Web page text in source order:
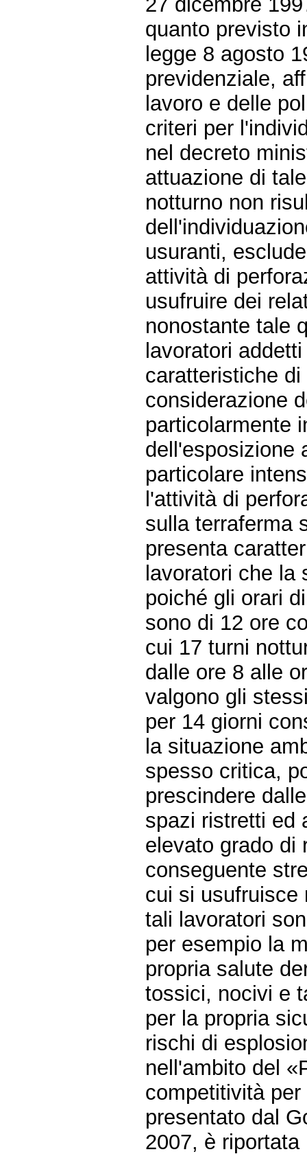
quanto previsto
legge 8 agosto
previdenziale,
lavoro e delle
criteri per
nel decreto
attuazione di
notturno non
usuranti,
attività di
usufruire dei
nonostante tale
lavoratori
caratteristiche
considerazione
particolarmente
dell'esposizione
particolare
l'attività di
sulla terraferma
presenta
lavoratori che la
poiché gli orari
sono di 12 ore
cui 17 turni
dalle ore 8 alle
valgono gli
per 14 giorni
la situazione
spesso critica,
prescindere
spazi ristretti ed
elevato grado di
conseguente
cui si usufruisce
tali lavoratori
per esempio la
propria salute
tossici, nocivi e
per la propria
rischi di
nell'ambito del
competitività
presentato dal
2007, è